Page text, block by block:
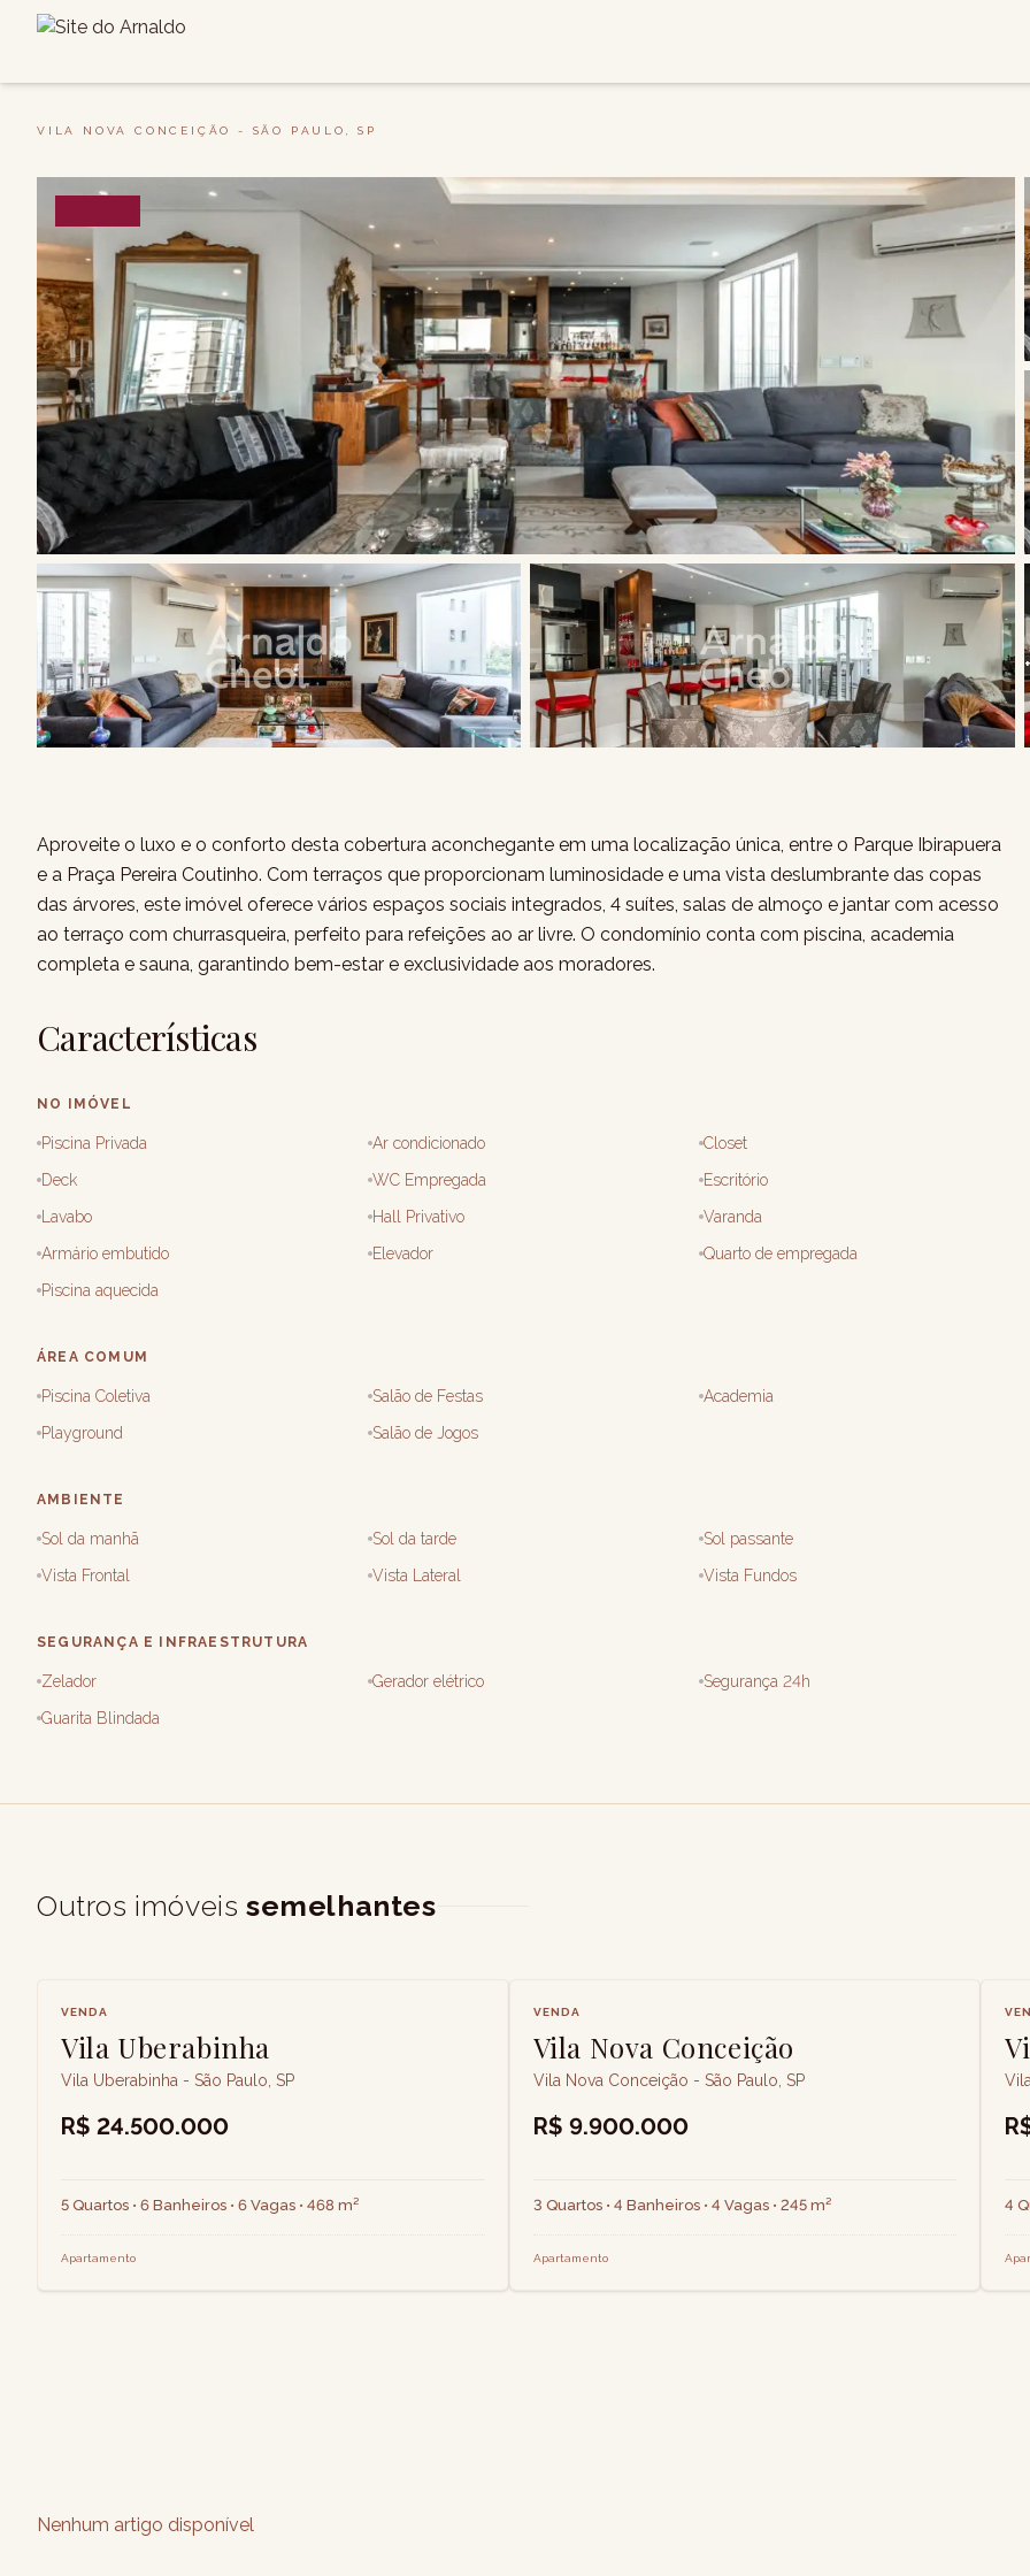
VILA NOVA CONCEIÇÃO - SÃO PAULO, SP
Aproveite o luxo e o conforto desta cobertura aconchegante em uma localização única, entre o Parque Ibirapuera
e a Praça Pereira Coutinho. Com terraços que proporcionam luminosidade e uma vista deslumbrante das copas
das árvores, este imóvel oferece vários espaços sociais integrados, 4 suítes, salas de almoço e jantar com acesso
ao terraço com churrasqueira, perfeito para refeições ao ar livre. O condomínio conta com piscina, academia
completa e sauna, garantindo bem-estar e exclusividade aos moradores.
Características
NO IMÓVEL
Piscina Privada Ar condicionado
Closet
Deck
WC Empregada
Escritório
Lavabo
Hall Privativo
Varanda
Armário embutido
Elevador
Quarto de empregada
Piscina aquecida
ÁREA COMUM
Piscina Coletiva Salão de Festas
Academia
Playground
Salão de Jogos
AMBIENTE
Sol da manhã Sol da tarde
Sol passante
Vista Frontal
Vista Lateral Vista Fundos
SEGURANÇA E INFRAESTRUTURA
Zelador Gerador elétrico
Segurança 24h
Guarita Blindada
Outros imóveis semelhantes
VENDA
Vila Uberabinha
Vila Uberabinha - São Paulo, SP
R$ 24.500.000
5 Quartos • 6 Banheiros • 6 Vagas • 468 m²
Apartamento
VENDA
Vila Nova Conceição
Vila Nova Conceição - São Paulo, SP
R$ 9.900.000
3 Quartos • 4 Banheiros • 4 Vagas • 245 m²
Apartamento
4
Nenhum artigo disponível